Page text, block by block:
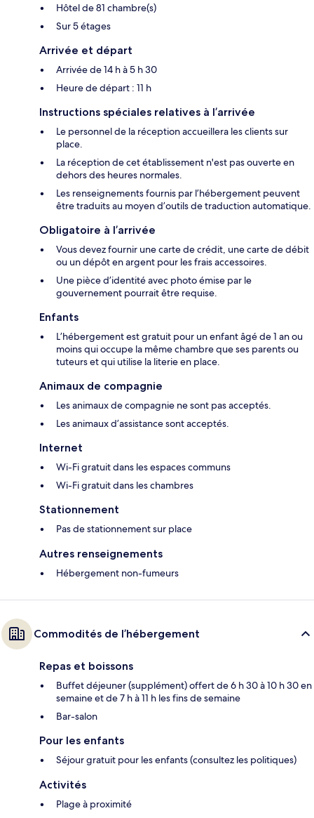
Hôtel de 81 chambre(s)
Sur 5 étages
Arrivée et départ
Arrivée de 14 h à 5 h 30
Heure de départ : 11 h
Instructions spéciales relatives à l’arrivée
Le personnel de la réception accueillera les clients sur
place.
La réception de cet établissement n'est pas ouverte en
dehors des heures normales.
Les renseignements fournis par l’hébergement peuvent
être traduits au moyen d’outils de traduction automatique.
Obligatoire à l’arrivée
Vous devez fournir une carte de crédit, une carte de débit
ou un dépôt en argent pour les frais accessoires.
Une pièce d’identité avec photo émise par le
gouvernement pourrait être requise.
Enfants
L’hébergement est gratuit pour un enfant âgé de 1 an ou
moins qui occupe la même chambre que ses parents ou
tuteurs et qui utilise la literie en place.
Animaux de compagnie
Les animaux de compagnie ne sont pas acceptés.
Les animaux d’assistance sont acceptés.
Internet
Wi-Fi gratuit dans les espaces communs
Wi-Fi gratuit dans les chambres
Stationnement
Pas de stationnement sur place
Autres renseignements
Hébergement non-fumeurs
Commodités de l’hébergement
Repas et boissons
Buffet déjeuner (supplément) offert de 6 h 30 à 10 h 30 en
semaine et de 7 h à 11 h les fins de semaine
Bar-salon
Pour les enfants
Séjour gratuit pour les enfants (consultez les politiques)
Activités
Plage à proximité